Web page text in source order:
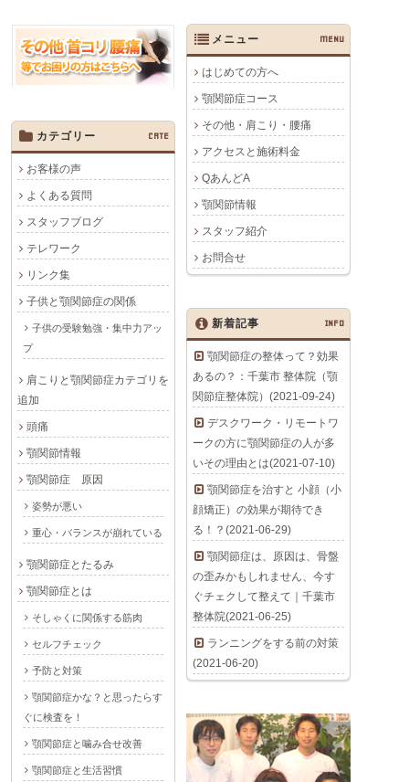
メニュー MENU
はじめての方へ
顎関節症コース
その他・肩こり・腰痛
アクセスと施術料金
QあんどA
顎関節情報
スタッフ紹介
お問合せ
カテゴリー CATE
お客様の声
よくある質問
スタッフブログ
テレワーク
リンク集
子供と顎関節症の関係
子供の受験勉強・集中力アッ
プ
肩こりと顎関節症カテゴリを
追加
頭痛
顎関節情報
顎関節症 原因
姿勢が悪い
重心・バランスが崩れている
顎関節症とたるみ
顎関節症とは
そしゃくに関係する筋肉
セルフチェック
予防と対策
顎関節症かな？と思ったらす
ぐに検査を！
顎関節症と噛み合せ改善
顎関節症と生活習慣
新着記事 INFO
顎関節症の整体って？効果
あるの？：千葉市 整体院（顎
関節症整体院）(2021-09-24)
デスクワーク・リモートワ
ークの方に顎関節症の人が多
いその理由とは(2021-07-10)
顎関節症を治すと 小顔（小
顔矯正）の効果が期待でき
る！？(2021-06-29)
顎関節症は、原因は、骨盤
の歪みかもしれません、今す
ぐチェクして整えて｜千葉市
整体院(2021-06-25)
ランニングをする前の対策
(2021-06-20)